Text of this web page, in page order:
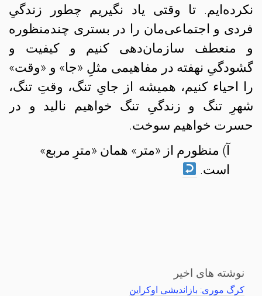
نکرده‌ایم. تا وقتی یاد نگیریم چطور زندگیِ
فردی و اجتماعی‌مان را در بستری چندمنظوره
و منعطف سازمان‌دهی کنیم و کیفیت و
گشودگیِ نهفته در مفاهیمی مثلِ «جا» و «وقت»
را احیاء کنیم، همیشه از جایِ تنگ، وقتِ تنگ،
شهرِ تنگ و زندگیِ‌ تنگ خواهیم نالید و در
حسرت خواهیم سوخت.
آ) منظورم از «متر» همان «مترِ مربع»
است.
نوشته های اخیر
کرگ موری: بازاندیشی اوکراین